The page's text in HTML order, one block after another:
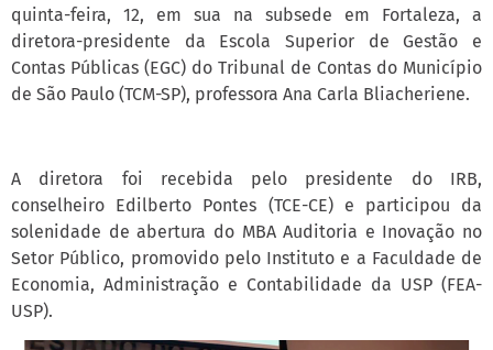
quinta-feira, 12, em sua na subsede em Fortaleza, a
diretora-presidente da Escola Superior de Gestão e
Contas Públicas (EGC) do Tribunal de Contas do Município
de São Paulo (TCM-SP), professora Ana Carla Bliacheriene.
A diretora foi recebida pelo presidente do IRB,
conselheiro Edilberto Pontes (TCE-CE) e participou da
solenidade de abertura do MBA Auditoria e Inovação no
Setor Público, promovido pelo Instituto e a Faculdade de
Economia, Administração e Contabilidade da USP (FEA-
USP).